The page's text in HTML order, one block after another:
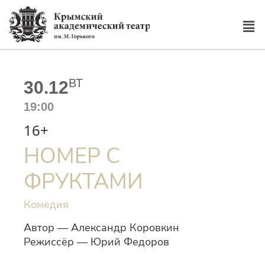
30.12ВТ
19:00
16+
Автор — Александр Коровкин
Режиссёр — Юрий Федоров
НОМЕР С
ФРУКТАМИ
Комедия